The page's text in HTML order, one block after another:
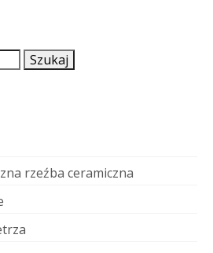
Szukaj
rzeźba ceramiczna